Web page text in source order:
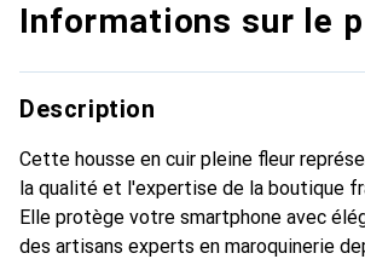
Informations sur le
Description
Cette housse en cuir pleine fleur
la qualité et l'expertise de la boutique
Elle protège votre smartphone avec
des artisans experts en maroquinerie